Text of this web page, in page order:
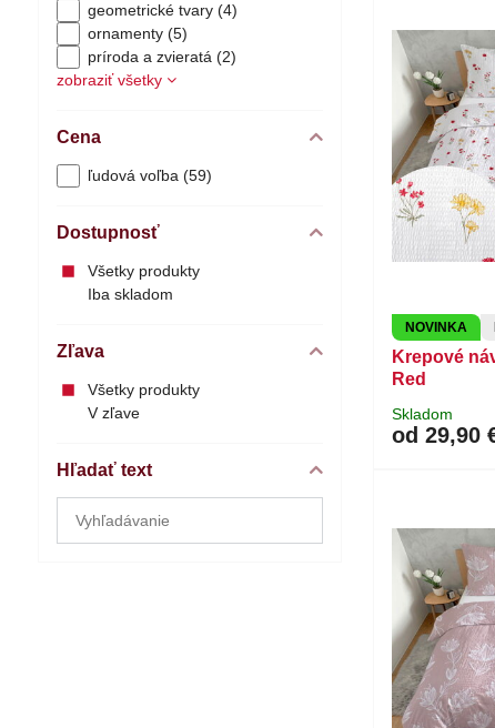
NOVINKA
Krepové
Red
Skladom
od 29,90
geometrické tvary (4)
ornamenty (5)
príroda a zvieratá (2)
zobraziť všetky
Cena
ľudová voľba (59)
Dostupnosť
Všetky produkty
Iba skladom
Zľava
Všetky produkty
V zľave
Hľadať text
výsledky